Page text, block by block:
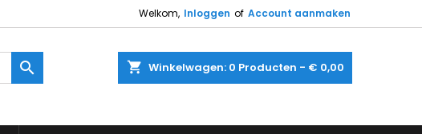
Welkom, Inloggen of Account aanmaken
shopping_cart Winkelwagen: 0 Producten - € 0,00
